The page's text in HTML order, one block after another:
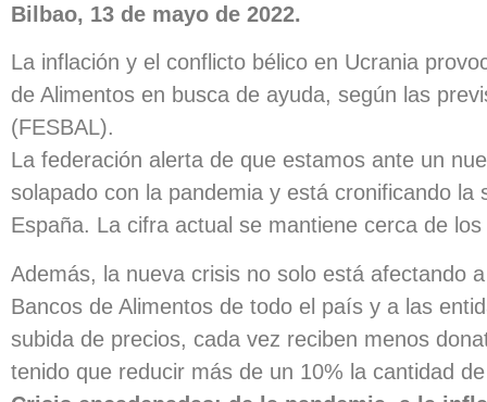
Bilbao, 13 de mayo de 2022.
La inflación y el conflicto bélico en Ucrania
de Alimentos en busca de ayuda, según las
(FESBAL).
La federación alerta de que estamos ante un
solapado con la pandemia y está cronificando
España. La cifra actual se mantiene cerca de
Además, la nueva crisis no solo está afectando
Bancos de Alimentos de todo el país y a las
subida de precios, cada vez reciben menos
tenido que reducir más de un 10% la cantidad